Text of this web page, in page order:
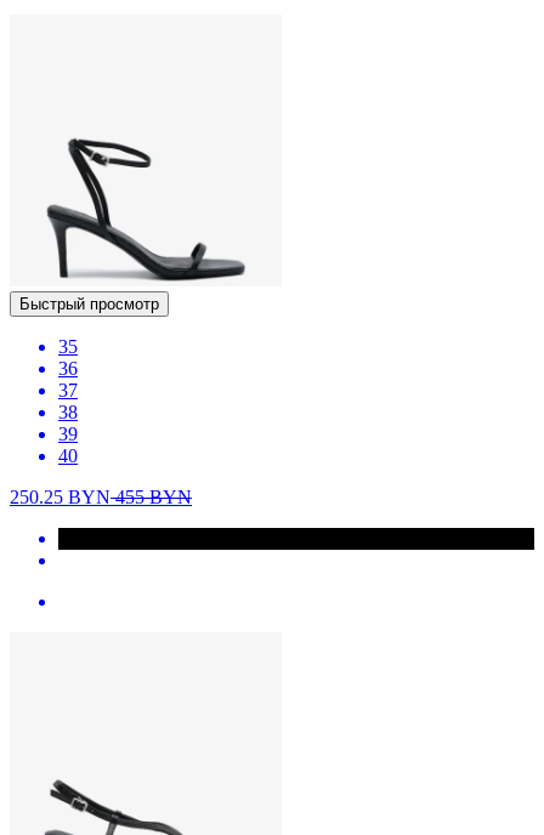
Быстрый просмотр
35
36
37
38
39
40
250.25 BYN455BYN